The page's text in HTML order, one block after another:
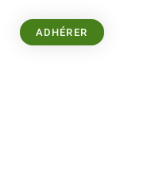
ADHÉRER